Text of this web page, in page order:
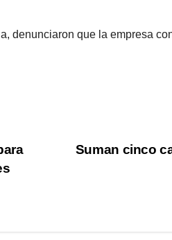
denunciaron que la empresa
Suman cinco